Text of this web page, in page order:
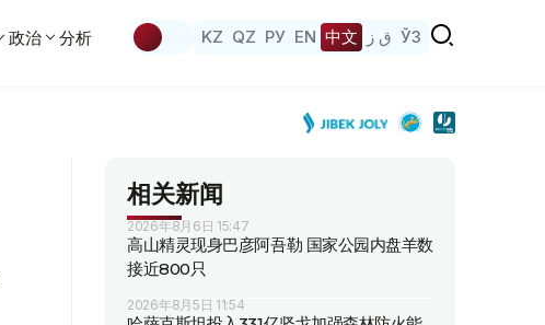
政治 分析 KZ QZ РУ EN 中文 ق ز ЎЗ
相关新闻
2026年8月6日 15:47
高山精灵现身巴彦阿吾勒 国家公园内盘羊数
接近800只
2026年8月5日 11:54